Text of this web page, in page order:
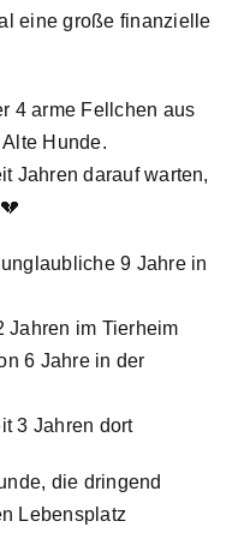
eine große finanzielle
4 arme Fellchen aus
Hunde.
Jahren darauf warten,
9 Jahre in
Jahren im Tierheim
6 Jahre in der
3 Jahren dort
die dringend
Lebensplatz